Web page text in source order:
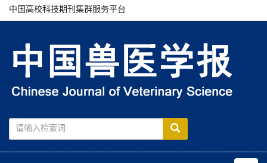
中国高校科技期刊集群服务平台